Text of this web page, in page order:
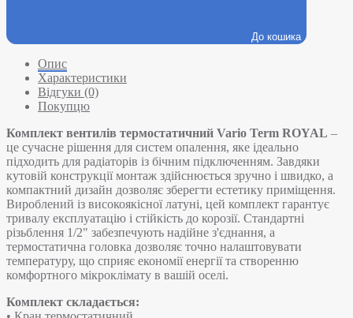
До кошика
Опис
Характеристики
Відгуки (0)
Покупцю
Комплект вентилів термостатичний Vario Term ROYAL –
це сучасне рішення для систем опалення, яке ідеально
підходить для радіаторів із бічним підключенням. Завдяки
кутовій конструкції монтаж здійснюється зручно і швидко, а
компактний дизайн дозволяє зберегти естетику приміщення.
Вироблений із високоякісної латуні, цей комплект гарантує
тривалу експлуатацію і стійкість до корозії. Стандартні
різьблення 1/2" забезпечують надійне з'єднання, а
термостатична головка дозволяє точно налаштовувати
температуру, що сприяє економії енергії та створенню
комфортного мікроклімату в вашій оселі.
Комплект складається: